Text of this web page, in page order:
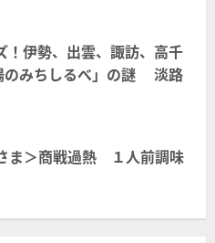
！伊勢、出雲、諏訪、高千
のみちしるべ」の謎 淡路
＞商戦過熱 １人前調味